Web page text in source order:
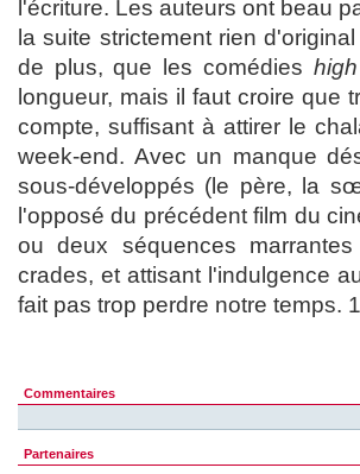
l'écriture. Les auteurs ont beau
la suite strictement rien
de plus, que les comédies
longueur, mais il faut croire que
compte, suffisant à attirer le
week-end. Avec un manque
sous-développés (le père, la
l'opposé du précédent film du
ou deux séquences
crades, et attisant l'indulgence
fait pas trop perdre notre temps.
Commentaires
Partenaires